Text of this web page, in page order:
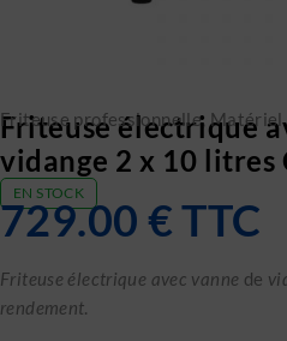
Friteuse professionnelle, Matériel
Friteuse électrique
vidange 2 x 10 litres
EN STOCK
729.00 €TTC
Friteuse électrique avec vanne de
rendement.